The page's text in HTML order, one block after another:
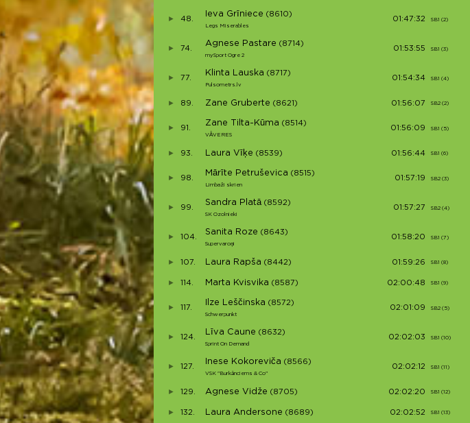
48.
Ieva Grīniece (8610)
Legs Miserables
01:47:32 SB1 (2)
74.
Agnese Pastare (8714)
mySport Ogre 2
01:53:55 SB1 (3)
77.
Klinta Lauska (8717)
Pulsometrs.lv
01:54:34 SB1 (4)
89. Zane Gruberte (8621) 01:56:07 SB2 (2)
91.
Zane Tilta-Kūma (8514)
VĀVERES
01:56:09 SB1 (5)
93. Laura Vīķe (8539) 01:56:44 SB1 (6)
98.
Mārīte Petruševica (8515)
Limbaži skrien
01:57:19 SB2 (3)
99.
Sandra Platā (8592)
SK Ozolnieki
01:57:27 SB2 (4)
104.
Sanita Roze (8643)
Supervaroņi
01:58:20 SB1 (7)
107. Laura Rapša (8442) 01:59:26 SB1 (8)
114. Marta Kvisvika (8587) 02:00:48 SB1 (9)
117.
Ilze Leščinska (8572)
Schwerpunkt
02:01:09 SB2 (5)
124.
Līva Caune (8632)
Sprint On Demand
02:02:03 SB1 (10)
127.
Inese Kokoreviča (8566)
VSK "Burkānciems & Co"
02:02:12 SB1 (11)
129. Agnese Vidže (8705) 02:02:20 SB1 (12)
132. Laura Andersone (8689) 02:02:52 SB1 (13)